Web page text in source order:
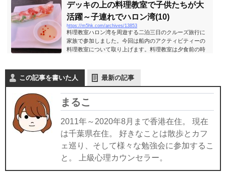
ティビティーで一番有名な太極拳をとりあげることにし
ます。デッキで太極拳船のデッキでの太極拳は、朝食前
の朝6時15分から始まりました。集まったのは、どちらか
というとツアーの参加者の中でも年齢の高めの方ばか
り。ゆっくりとした動きで身体にほとんど負担は無い...
デッキの上の料理教室で子供たちが大
活躍～子連れでハロン湾(10)
https://m5hk.com/archives/13853
料理教室ハロン湾を周遊する二泊三日のクルーズ旅行に
家族で参加しました。今回は船内のアクティビティーの
料理教室について取り上げます。料理教室は夕食前の時
加できます。我が家の子供たちも参加しました。生春巻
き1日目は生春巻きでした。揚げ春巻きそして2日目は揚
げ春巻きでした。揚げる作業はシェフにお任せします。
子どもたちの作った春巻きはとても美味しかったです。
【こんな記事も書いています】
この記事を書いた人 最新の記事
まるこ
2011年～2020年8月まで香港在住。 現在
は千葉県在住。 好きなことは散歩とカフ
ェ巡り、そして様々な勉強会に参加するこ
と。 上級心理カウンセラー。